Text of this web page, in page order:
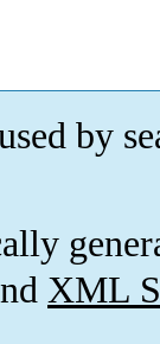
by
XML